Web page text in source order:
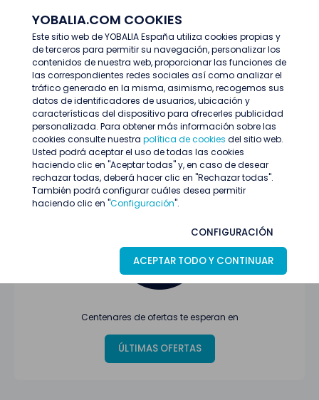
YOBALIA.COM COOKIES
Este sitio web de YOBALIA España utiliza cookies propias y
de terceros para permitir su navegación, personalizar los
contenidos de nuestra web, proporcionar las funciones de
las correspondientes redes sociales así como analizar el
tráfico generado en la misma, asimismo, recogemos sus
datos de identificadores de usuarios, ubicación y
características del dispositivo para ofrecerles publicidad
personalizada. Para obtener más información sobre las
cookies consulte nuestra política de cookies del sitio web.
Usted podrá aceptar el uso de todas las cookies
haciendo clic en "Aceptar todas" y, en caso de desear
rechazar todas, deberá hacer clic en "Rechazar todas".
También podrá configurar cuáles desea permitir
haciendo clic en "Configuración".
CONFIGURACIÓN
ACEPTAR TODO Y CONTINUAR
Últimas ofertas
Oferta no encontrada o ha finalizado su
proceso de selección
Centenares de ofertas te esperan en
ÚLTIMAS OFERTAS